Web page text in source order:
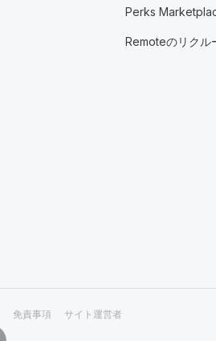
Perks
Remoteのリクル
免責事項 サイト運営者